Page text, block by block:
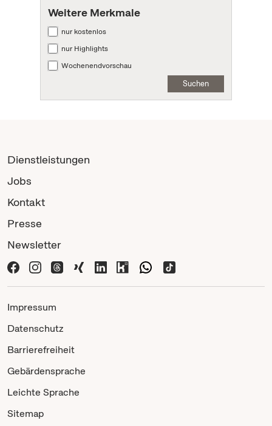
Weitere Merkmale
nur kostenlos
nur Highlights
Wochenendvorschau
Suchen
Dienstleistungen
Jobs
Kontakt
Presse
Newsletter
Impressum
Datenschutz
Barrierefreiheit
Gebärdensprache
Leichte Sprache
Sitemap